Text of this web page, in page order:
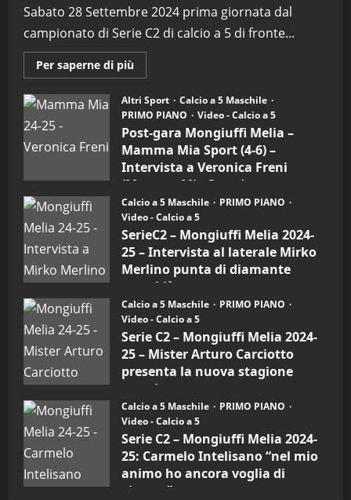
Sabato 28 Settembre 2024 prima giornata dal
campionato di Serie C2 di calcio a 5 di fronte...
Per saperne di più
informazioni
Post-
gara
Mongiuffi
Melia
–
Mamma
Mia
Sport
(4-
6)
–
Intervista
a
mister
Arturo
Carciotto
(Mongiuffi
Melia)
Altri Sport
Calcio a 5 Maschile
PRIMO PIANO
Video - Calcio a 5
Post-gara Mongiuffi Melia –
Mamma Mia Sport (4-6) –
Intervista a Veronica Freni
(Mamma Mia Sport)
30/09/2024
Calcio a 5 Maschile
PRIMO PIANO
Video - Calcio a 5
SerieC2 – Mongiuffi Melia 2024-
25 – Intervista al laterale Mirko
Merlino punta di diamante
rossoblù
26/09/2024
Calcio a 5 Maschile
PRIMO PIANO
Video - Calcio a 5
Serie C2 – Mongiuffi Melia 2024-
25 – Mister Arturo Carciotto
presenta la nuova stagione
sportiva
11/09/2024
Calcio a 5 Maschile
PRIMO PIANO
Video - Calcio a 5
Serie C2 – Mongiuffi Melia 2024-
25: Carmelo Intelisano “nel mio
animo ho ancora voglia di
vincere”